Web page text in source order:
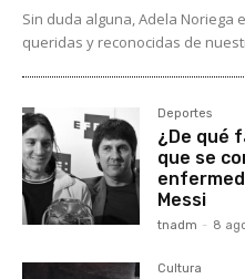
Sin duda alguna, Adela Noriega
queridas y reconocidas de
Deportes
¿De qué
que se
Messi
tnadm - 8
Cultura